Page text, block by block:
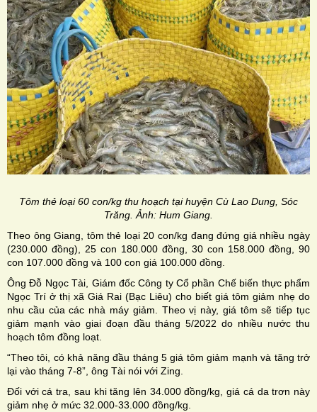
Tôm thẻ loại 60 con/kg thu hoạch tại huyện Cù Lao Dung, Sóc
Trăng. Ảnh: Hum Giang.
Theo ông Giang, tôm thẻ loại 20 con/kg đang đứng giá nhiều ngày
(230.000 đồng), 25 con 180.000 đồng, 30 con 158.000 đồng, 90
con 107.000 đồng và 100 con giá 100.000 đồng.
Ông Đỗ Ngọc Tài, Giám đốc Công ty Cổ phần Chế biến thực phẩm
Ngọc Trí ở thị xã Giá Rai (Bạc Liêu) cho biết giá tôm giảm nhẹ do
nhu cầu của các nhà máy giảm. Theo vị này, giá tôm sẽ tiếp tục
giảm mạnh vào giai đoạn đầu tháng 5/2022 do nhiều nước thu
hoạch tôm đồng loạt.
“Theo tôi, có khả năng đầu tháng 5 giá tôm giảm mạnh và tăng trở
lại vào tháng 7-8”, ông Tài nói với Zing.
Đối với cá tra, sau khi tăng lên 34.000 đồng/kg, giá cá da trơn này
giảm nhẹ ở mức 32.000-33.000 đồng/kg.